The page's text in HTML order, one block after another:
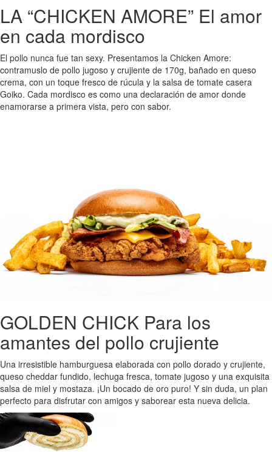
LA “CHICKEN AMORE” El amor
en cada mordisco
El pollo nunca fue tan sexy. Presentamos la Chicken Amore:
contramuslo de pollo jugoso y crujiente de 170g, bañado en queso
crema, con un toque fresco de rúcula y la salsa de tomate casera
Goiko. Cada mordisco es como una declaración de amor donde
enamorarse a primera vista, pero con sabor.
GOLDEN CHICK Para los
amantes del pollo crujiente
Una irresistible hamburguesa elaborada con pollo dorado y crujiente,
queso cheddar fundido, lechuga fresca, tomate jugoso y una exquisita
salsa de miel y mostaza. ¡Un bocado de oro puro! Y sin duda, un plan
perfecto para disfrutar con amigos y saborear esta nueva delicia.